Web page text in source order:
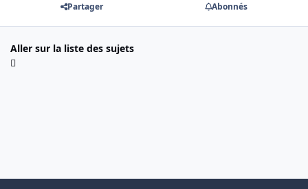
Partager Abonnés
Aller sur la liste des sujets